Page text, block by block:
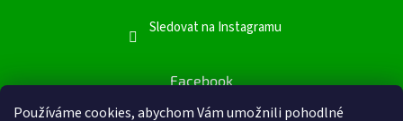
Používáme cookies, abychom Vám umožnili pohodlné
Sledovat na Instagramu
Facebook
Facebook